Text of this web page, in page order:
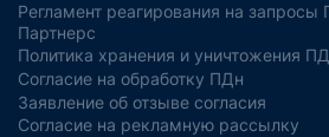
Регламент реагирования на
Партнерс
Политика хранения и уничтожения ПД
Согласие на обработку ПДн
Заявление об отзыве согласия
Согласие на рекламную рассылку